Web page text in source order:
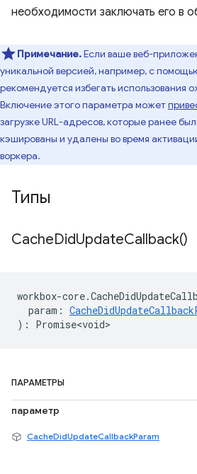
необходимости заключать его в
Примечание.Если ваше веб-
уникальной версией, например, с
рекомендуется избегать использования
Включение этого параметра может
загрузке URL-адресов, которые ранее
кэшированы и удалены во время
воркера.
Типы
CacheDidUpdateCallback()
workbox-core.
param :
) : Promise<void>
ПАРАМЕТРЫ
параметр
CacheDidUpdateCallbackParam